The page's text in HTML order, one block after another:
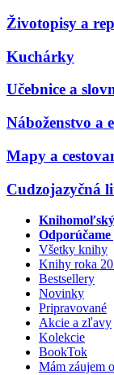
Životopisy a
Kuchárky
Učebnice a
Náboženstvo a
Mapy a
Cudzojazyčná
Odporúčame
Všetky knihy
Knihy roka
Bestsellery
Novinky
Pripravované
Akcie a zľavy
Kolekcie
BookTok
Mám záujem